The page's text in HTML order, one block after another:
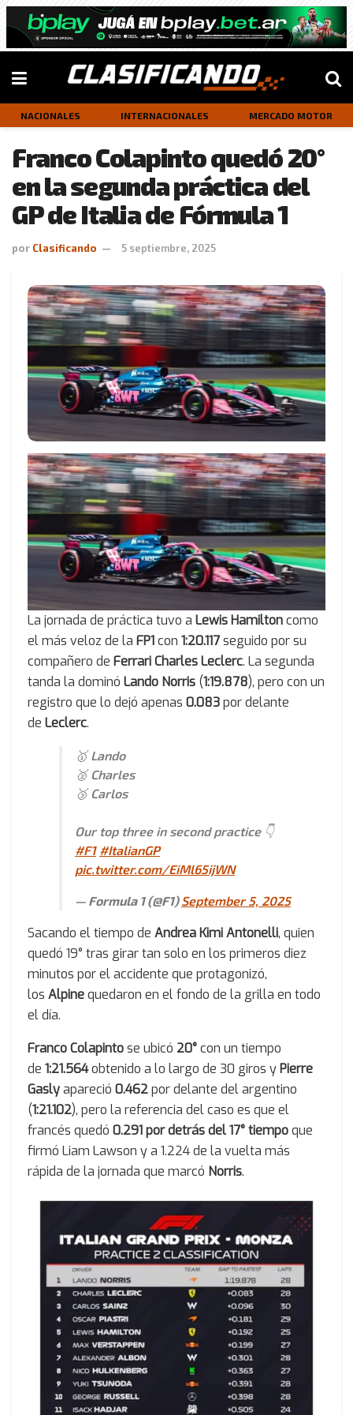
NACIONALES INTERNACIONALES MERCADO MOTOR
Franco Colapinto quedó 20°
en la segunda práctica del
GP de Italia de Fórmula 1
por Clasificando 5 septiembre, 2025
La jornada de práctica tuvo a Lewis Hamiltoncomo
el más veloz de la FP1con 1:20.117seguido por su
compañero de Ferrari Charles Leclerc. La segunda
tanda la dominó Lando Norris (1:19.878), pero con un
registro que lo dejó apenas 0.083por delante
de Leclerc.
🥇 Lando
🥈 Charles
🥉 Carlos
Our top three in second practice 👇
#F1 #ItalianGP
pic.twitter.com/EiMl65ijWN
— Formula 1 (@F1)September 5, 2025
Sacando el tiempo de Andrea Kimi Antonelli, quien
quedó 19° tras girar tan solo en los primeros diez
minutos por el accidente que protagonizó,
los Alpinequedaron en el fondo de la grilla en todo
el día.
Franco Colapintose ubicó 20°con un tiempo
de 1:21.564obtenido a lo largo de 30 giros yPierre
Gaslyapareció 0.462por delante del argentino
(1:21.102), pero la referencia del caso es que el
francés quedó 0.291 por detrás del 17° tiempoque
firmó Liam Lawson y a 1.224 de la vuelta más
rápida de la jornada que marcó Norris.